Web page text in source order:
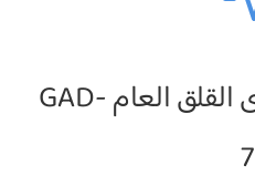
اختبار قياس مستوى القلق العام GAD-
7